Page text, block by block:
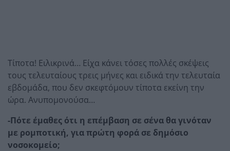
Τίποτα! Ειλικρινά… Είχα κάνει τόσες πολλές σκέψεις
τους τελευταίους τρεις μήνες και ειδικά την τελευταία
εβδομάδα, που δεν σκεφτόμουν τίποτα εκείνη την
ώρα. Ανυπομονούσα…
-Πότε έμαθες ότι η επέμβαση σε σένα θα γινόταν
με ρομποτική, για πρώτη φορά σε δημόσιο
νοσοκομείο;